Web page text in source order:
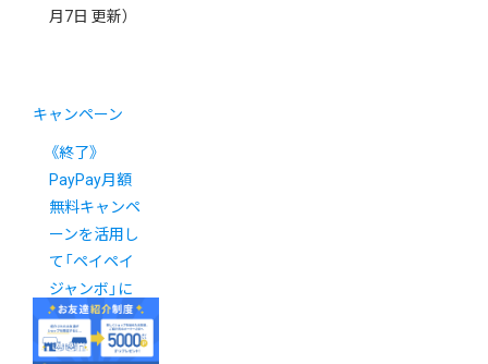
月7日 更新）
キャンペーン
《終了》
PayPay月額
無料キャンペ
ーンを活用し
て「ペイペイ
ジャンボ」に
参加しません
か？